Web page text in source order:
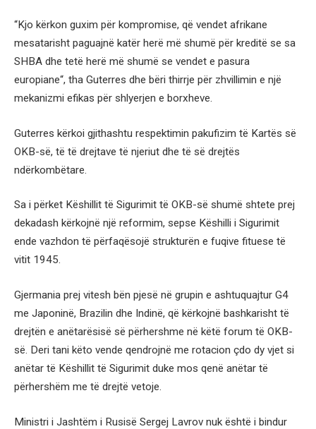
“Kjo kërkon guxim për kompromise, që vendet afrikane
mesatarisht paguajnë katër herë më shumë për kreditë se sa
SHBA dhe tetë herë më shumë se vendet e pasura
europiane“, tha Guterres dhe bëri thirrje për zhvillimin e një
mekanizmi efikas për shlyerjen e borxheve.
Guterres kërkoi gjithashtu respektimin pakufizim të Kartës së
OKB-së, të të drejtave të njeriut dhe të së drejtës
ndërkombëtare.
Sa i përket Këshillit të Sigurimit të OKB-së shumë shtete prej
dekadash kërkojnë një reformim, sepse Këshilli i Sigurimit
ende vazhdon të përfaqësojë strukturën e fuqive fituese të
vitit 1945.
Gjermania prej vitesh bën pjesë në grupin e ashtuquajtur G4
me Japoninë, Brazilin dhe Indinë, që kërkojnë bashkarisht të
drejtën e anëtarësisë së përhershme në këtë forum të OKB-
së. Deri tani këto vende qendrojnë me rotacion çdo dy vjet si
anëtar të Këshillit të Sigurimit duke mos qenë anëtar të
përhershëm me të drejtë vetoje.
Ministri i Jashtëm i Rusisë Sergej Lavrov nuk është i bindur